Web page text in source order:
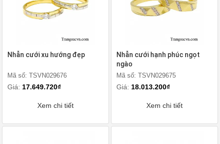
Nhẫn cưới xu hướng đẹp
Mã số: TSVN029676
Giá: 17.649.720₫
Xem chi tiết
Nhẫn cưới hạnh phúc ngọt
ngào
Mã số: TSVN029675
Giá: 18.013.200₫
Xem chi tiết